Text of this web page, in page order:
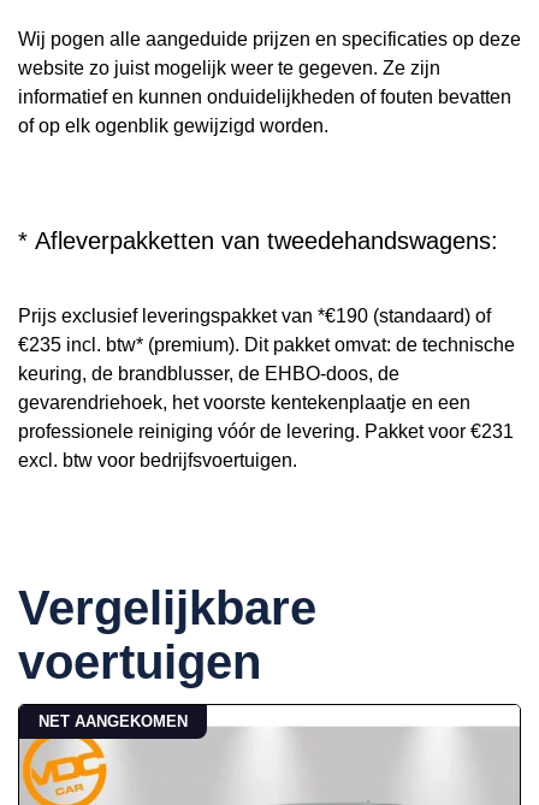
Wij pogen alle aangeduide prijzen en specificaties op deze
website zo juist mogelijk weer te gegeven. Ze zijn
informatief en kunnen onduidelijkheden of fouten bevatten
of op elk ogenblik gewijzigd worden.
* Afleverpakketten van tweedehandswagens:
Prijs exclusief leveringspakket van *€190 (standaard) of
€235 incl. btw* (premium). Dit pakket omvat: de technische
keuring, de brandblusser, de EHBO-doos, de
gevarendriehoek, het voorste kentekenplaatje en een
professionele reiniging vóór de levering. Pakket voor €231
excl. btw voor bedrijfsvoertuigen.
Vergelijkbare
voertuigen
NET AANGEKOMEN